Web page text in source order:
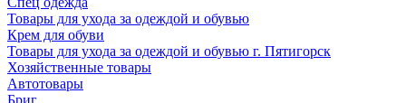
Товары для ухода за одеждой и обувью
Крем для обуви
Товары для ухода за одеждой и обувью г. Пятигорск
Хозяйственные товары
Автотовары
Бриг